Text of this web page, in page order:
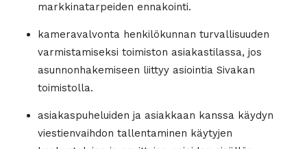
markkinatarpeiden ennakointi.
kameravalvonta henkilökunnan turvallisuuden
varmistamiseksi toimiston asiakastilassa, jos
asunnonhakemiseen liittyy asiointia Sivakan
toimistolla.
asiakaspuheluiden ja asiakkaan kanssa käydyn
viestienvaihdon tallentaminen käytyjen